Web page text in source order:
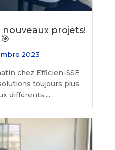
nouveaux projets!
🎯
2023
chez Efficien-SSE
toujours plus
différents ...